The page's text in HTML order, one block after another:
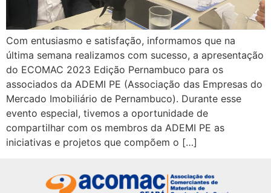
Com entusiasmo e satisfação, informamos que na
última semana realizamos com sucesso, a apresentação
do ECOMAC 2023 Edição Pernambuco para os
associados da ADEMI PE (Associação das Empresas do
Mercado Imobiliário de Pernambuco). Durante esse
evento especial, tivemos a oportunidade de
compartilhar com os membros da ADEMI PE as
iniciativas e projetos que compõem o […]